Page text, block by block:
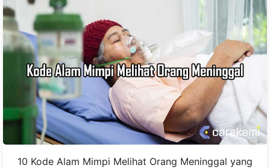
10 Kode Alam Mimpi Melihat Orang Meninggal yang